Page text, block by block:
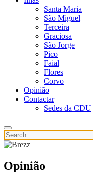
Santa Maria
São Miguel
Terceira
Graciosa
São Jorge
Pico
Faial
Flores
Corvo
Opinião
Contactar
Sedes da CDU
Opinião